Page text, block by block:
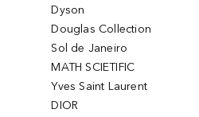
Dyson
Douglas Collection
Sol de Janeiro
MATH SCIETIFIC
Yves Saint Laurent
DIOR